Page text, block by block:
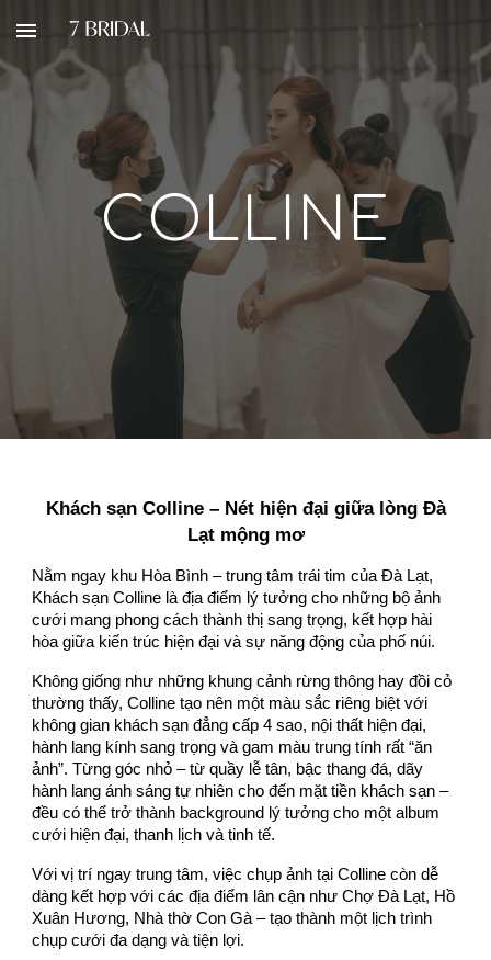
Skip to main content Skip to navigation
COLLINE
Khách sạn Colline – Nét hiện đại giữa lòng Đà
Lạt mộng mơ
Nằm ngay khu Hòa Bình – trung tâm trái tim của Đà Lạt,
Khách sạn Colline là địa điểm lý tưởng cho những bộ ảnh
cưới mang phong cách thành thị sang trọng, kết hợp hài
hòa giữa kiến trúc hiện đại và sự năng động của phố núi.
Không giống như những khung cảnh rừng thông hay đồi cỏ
thường thấy, Colline tạo nên một màu sắc riêng biệt với
không gian khách sạn đẳng cấp 4 sao, nội thất hiện đại,
hành lang kính sang trọng và gam màu trung tính rất “ăn
ảnh”. Từng góc nhỏ – từ quầy lễ tân, bậc thang đá, dãy
hành lang ánh sáng tự nhiên cho đến mặt tiền khách sạn –
đều có thể trở thành background lý tưởng cho một album
cưới hiện đại, thanh lịch và tinh tế.
Với vị trí ngay trung tâm, việc chụp ảnh tại Colline còn dễ
dàng kết hợp với các địa điểm lân cận như Chợ Đà Lạt, Hồ
Xuân Hương, Nhà thờ Con Gà – tạo thành một lịch trình
chụp cưới đa dạng và tiện lợi.